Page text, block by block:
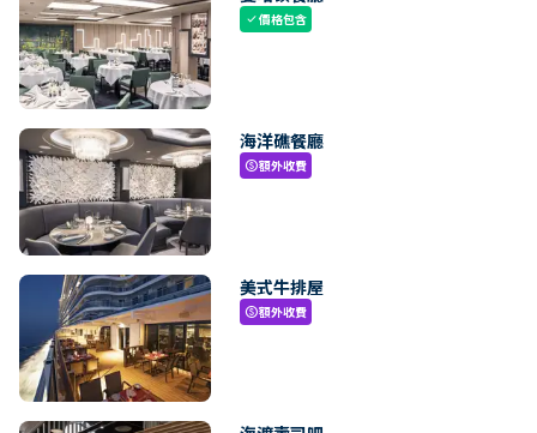
check價格包含
海洋礁餐廳
paid額外收費
美式牛排屋
paid額外收費